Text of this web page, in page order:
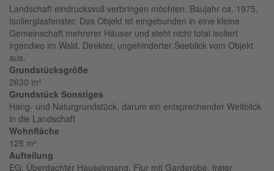
Landschaft eindrucksvoll verbringen möchten. Baujahr ca. 1975,
Isolierglasfenster. Das Objekt ist eingebunden in eine kleine
Gemeinschaft mehrerer Häuser und steht nicht total isoliert
irgendwo im Wald. Direkter, ungehinderter Seeblick vom Objekt
aus.
Grundstücksgröße
2630 m²
Grundstück Sonstiges
Hang- und Naturgrundstück, darum ein entsprechender Weitblick
in die Landschaft
Wohnfläche
125 m²
Aufteilung
EG: Überdachter Hauseingang, Flur mit Garderobe, freier